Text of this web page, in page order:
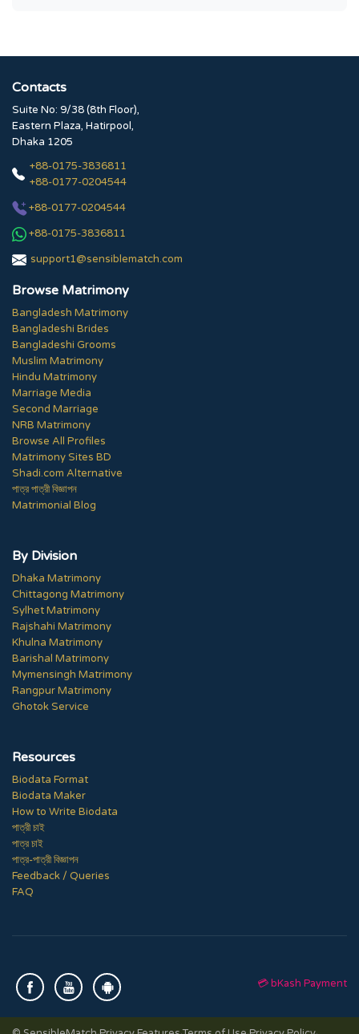
Contacts
Suite No: 9/38 (8th Floor),
Eastern Plaza, Hatirpool,
Dhaka 1205
+88-0175-3836811
+88-0177-0204544
+88-0177-0204544
+88-0175-3836811
support1@sensiblematch.com
Browse Matrimony
Bangladesh Matrimony
Bangladeshi Brides
Bangladeshi Grooms
Muslim Matrimony
Hindu Matrimony
Marriage Media
Second Marriage
NRB Matrimony
Browse All Profiles
Matrimony Sites BD
Shadi.com Alternative
পাত্র পাত্রী বিজ্ঞাপন
Matrimonial Blog
By Division
Dhaka Matrimony
Chittagong Matrimony
Sylhet Matrimony
Rajshahi Matrimony
Khulna Matrimony
Barishal Matrimony
Mymensingh Matrimony
Rangpur Matrimony
Ghotok Service
Resources
Biodata Format
Biodata Maker
How to Write Biodata
পাত্রী চাই
পাত্র চাই
পাত্র-পাত্রী বিজ্ঞাপন
Feedback / Queries
FAQ
💳 bKash Payment